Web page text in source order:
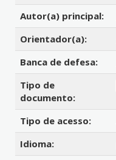
Autor(a) principal:
Orientador(a):
Banca de defesa:
Tipo de
documento:
Tipo de acesso:
Idioma: